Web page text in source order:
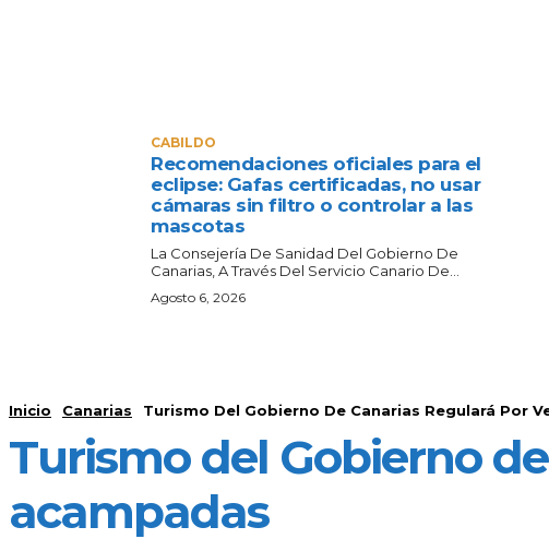
CABILDO
Recomendaciones oficiales para el
eclipse: Gafas certificadas, no usar
cámaras sin filtro o controlar a las
mascotas
La Consejería De Sanidad Del Gobierno De
Canarias, A Través Del Servicio Canario De...
Agosto 6, 2026